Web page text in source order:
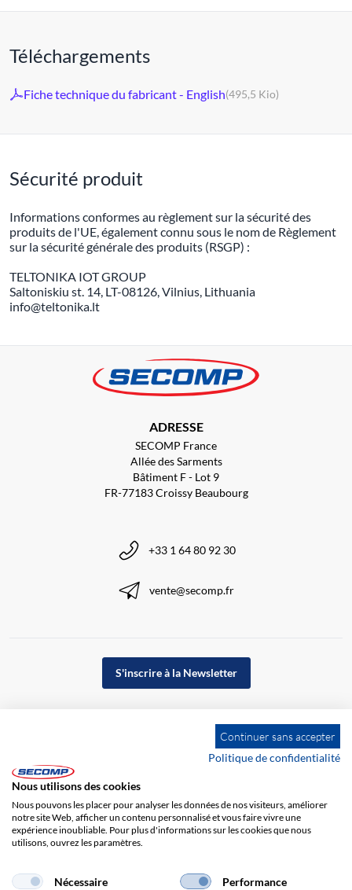
Téléchargements
Fiche technique du fabricant - English(495,5 Kio)
Sécurité produit
Informations conformes au règlement sur la sécurité des
produits de l'UE, également connu sous le nom de Règlement
sur la sécurité générale des produits (RSGP) :
TELTONIKA IOT GROUP
Saltoniskiu st. 14, LT-08126, Vilnius, Lithuania
info@teltonika.lt
ADRESSE
SECOMP France
Allée des Sarments
Bâtiment F - Lot 9
FR-77183 Croissy Beaubourg
+33 1 64 80 92 30
vente@secomp.fr
S'inscrire à la Newsletter
Impression Responsabilité
Continuer sans accepter
Politique de confidentialité
Nous utilisons des cookies
Nous pouvons les placer pour analyser les données de nos visiteurs, améliorer
notre site Web, afficher un contenu personnalisé et vous faire vivre une
expérience inoubliable. Pour plus d'informations sur les cookies que nous
utilisons, ouvrez les paramètres.
Nécessaire Performance